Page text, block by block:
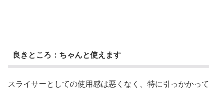
良きところ：ちゃんと使えます
スライサーとしての使用感は悪くなく、特に引っかかって